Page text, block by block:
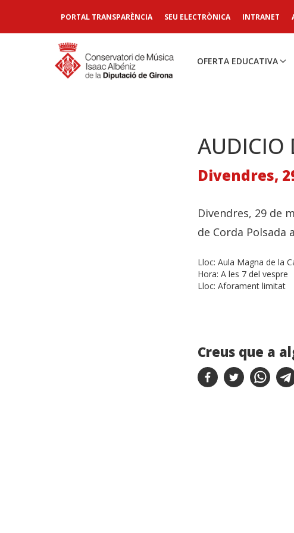
PORTAL TRANSPARÈNCIA SEU ELECTRÒNICA INTRANET
OFERTA EDUCATIVA
AUDICIO
Divendres,
Divendres, 29 de
de Corda Polsada
Lloc: Aula Magna de la
Hora: A les 7 del vespre
Lloc: Aforament limitat
Creus que a